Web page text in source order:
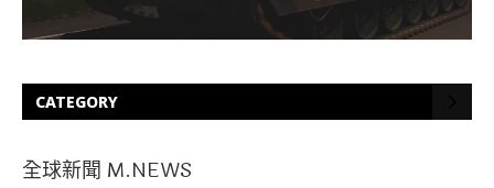
CATEGORY
全球新聞 M.NEWS